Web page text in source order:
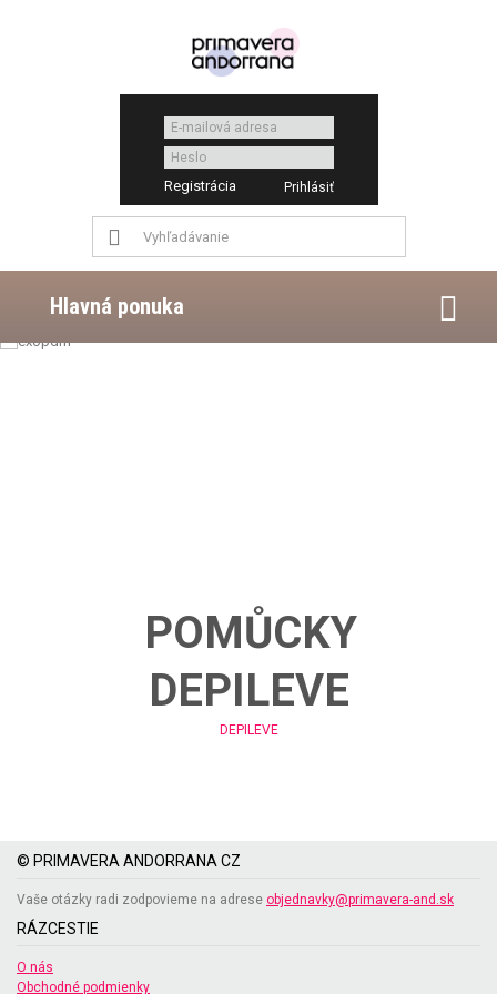
Registrácia
Hlavná ponuka
POMŮCKY
DEPILEVE
DEPILEVE
© PRIMAVERA ANDORRANA CZ
Vaše otázky radi zodpovieme na adrese objednavky@primavera-and.sk
RÁZCESTIE
O nás
Obchodné podmienky